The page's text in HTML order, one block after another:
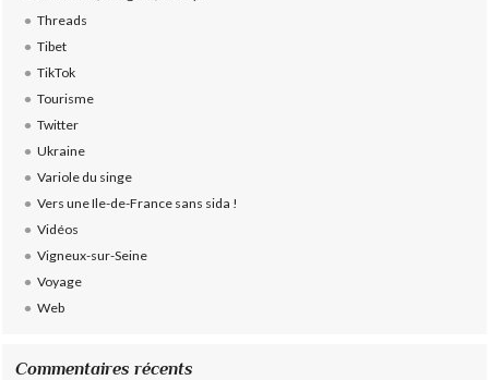
Threads
Tibet
TikTok
Tourisme
Twitter
Ukraine
Variole du singe
Vers une Ile-de-France sans sida !
Vidéos
Vigneux-sur-Seine
Voyage
Web
Commentaires récents